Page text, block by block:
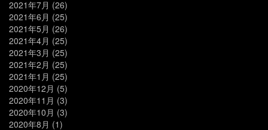
2021年7月 (26)
2021年6月 (25)
2021年5月 (26)
2021年4月 (25)
2021年3月 (25)
2021年2月 (25)
2021年1月 (25)
2020年12月 (5)
2020年11月 (3)
2020年10月 (3)
2020年8月 (1)